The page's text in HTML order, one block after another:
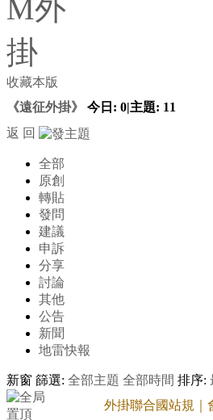
收藏本版
《遠征外掛》
今日: 0|主題: 11
返 回
全部
原創
轉貼
發問
建議
申訴
分享
討論
其他
公告
新聞
地雷快報
新窗 篩選: 全部主題 全部時間 排序:
外掛聯合國站規｜